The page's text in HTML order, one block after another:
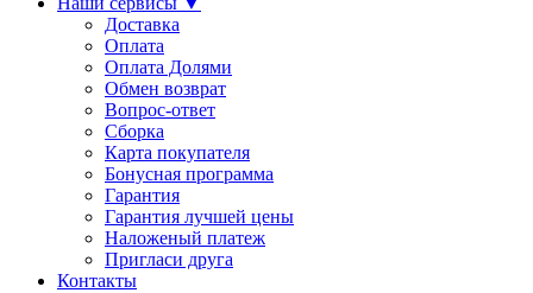
Доставка
Оплата
Оплата Долями
Обмен возврат
Вопрос-ответ
Сборка
Карта покупателя
Бонусная программа
Гарантия
Гарантия лучшей цены
Наложеный платеж
Пригласи друга
Контакты